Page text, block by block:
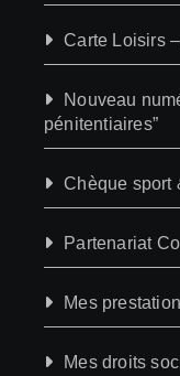
Carte Loisirs
Nouveau
pénitentiaires”
Chèque sport
Partenariat
Mes
Mes droits